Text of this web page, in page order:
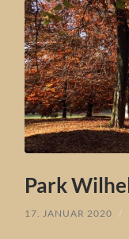
Park
17. JANUAR 2020 /